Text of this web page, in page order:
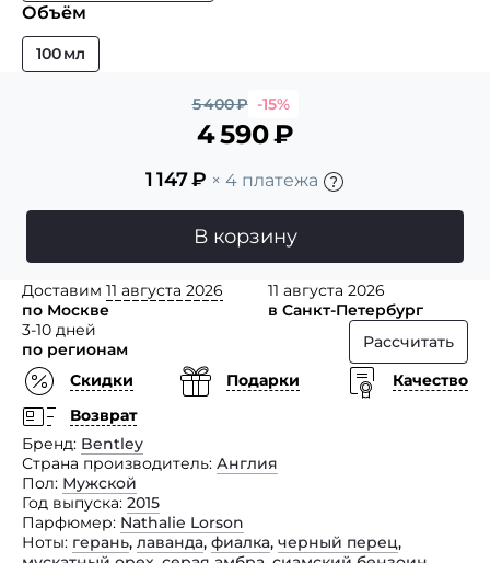
Объём
100 мл
5 400₽ -15%
4 590₽
1 147₽ × 4 платежа
В корзину
Доставим 11 августа 2026
по Москве
11 августа 2026
в Санкт-Петербург
3-10 дней
по регионам
Рассчитать
Скидки
Подарки
Качество
Возврат
Бренд Bentley
Страна производитель Англия
Пол Мужской
Год выпуска 2015
Парфюмер Nathalie Lorson
Ноты герань, лаванда, фиалка, черный перец,